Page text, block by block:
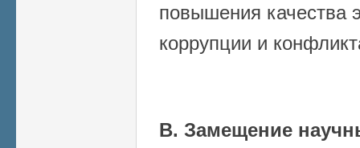
повышения качества
коррупции и
В. Замещение